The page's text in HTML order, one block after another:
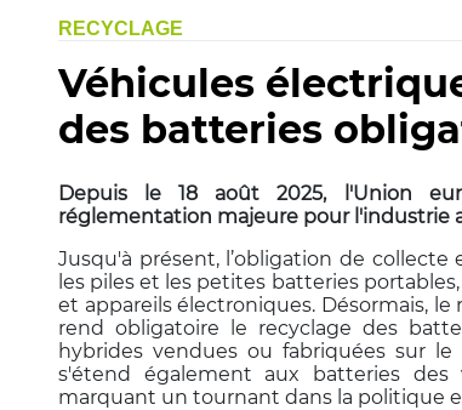
RECYCLAGE
Véhicules
des batteries
Depuis le 18 août 2025, l'Union
réglementation majeure pour l'industrie
Jusqu'à présent, l’obligation de
les piles et les petites batteries
et appareils électroniques. Désormais,
rend obligatoire le recyclage des
hybrides vendues ou fabriquées sur
s'étend également aux batteries
marquant un tournant dans la politique